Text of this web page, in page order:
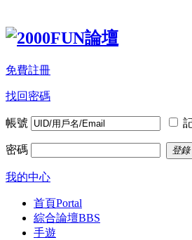
免費註冊
找回密碼
帳號
密碼 登錄
我的中心
首頁Portal
綜合論壇BBS
手遊